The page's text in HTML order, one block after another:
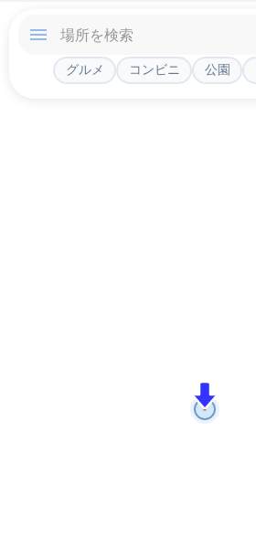
グルメ コンビニ 公園